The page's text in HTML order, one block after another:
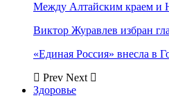
Между Алтайским краем и
Виктор Журавлев избран
«Единая Россия» внесла в
Prev Next
Здоровье